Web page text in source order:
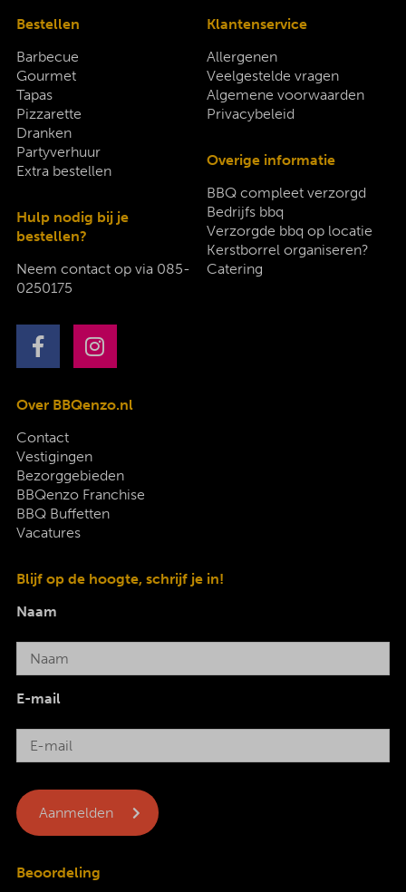
Bestellen
Barbecue
Gourmet
Tapas
Pizzarette
Dranken
Partyverhuur
Extra bestellen
Hulp nodig bij je
bestellen?
Neem contact op via 085-
0250175
Klantenservice
Allergenen
Veelgestelde vragen
Algemene voorwaarden
Privacybeleid
Overige informatie
BBQ compleet verzorgd
Bedrijfs bbq
Verzorgde bbq op locatie
Kerstborrel organiseren?
Catering
Over BBQenzo.nl
Contact
Vestigingen
Bezorggebieden
BBQenzo Franchise
BBQ Buffetten
Vacatures
Blijf op de hoogte, schrijf je in!
Naam
E-mail
Beoordeling